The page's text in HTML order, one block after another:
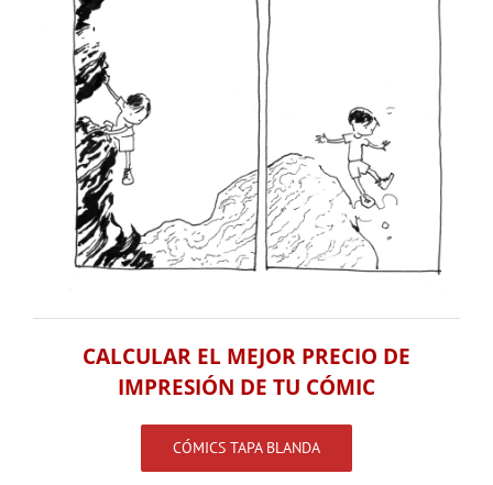
CALCULAR EL MEJOR PRECIO DE
IMPRESIÓN DE TU CÓMIC
CÓMICS TAPA BLANDA